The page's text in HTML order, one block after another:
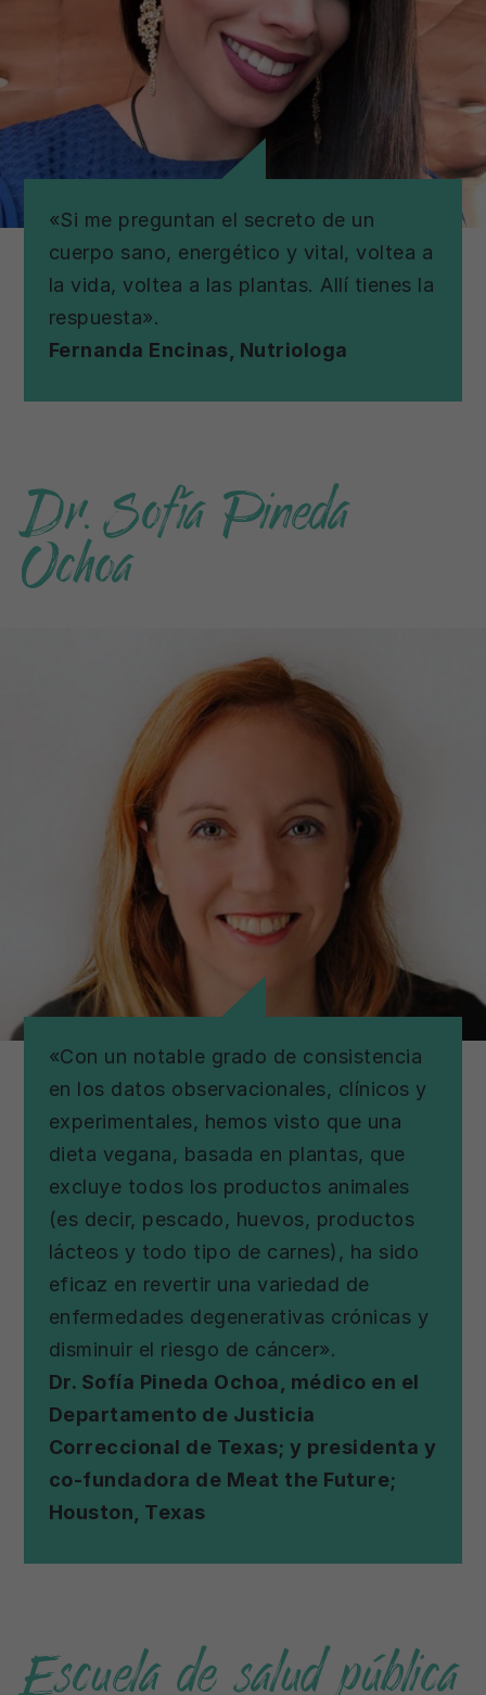
«Si me preguntan el secreto de un
cuerpo sano, energético y vital, voltea a
la vida, voltea a las plantas. Allí tienes la
respuesta».
Fernanda Encinas, Nutriologa
Dr. Sofía Pineda
Ochoa
«Con un notable grado de consistencia
en los datos observacionales, clínicos y
experimentales, hemos visto que una
dieta vegana, basada en plantas, que
excluye todos los productos animales
(es decir, pescado, huevos, productos
lácteos y todo tipo de carnes), ha sido
eficaz en revertir una variedad de
enfermedades degenerativas crónicas y
disminuir el riesgo de cáncer».
Dr. Sofía Pineda Ochoa, médico en el
Departamento de Justicia
Correccional de Texas; y presidenta y
co-fundadora de Meat the Future;
Houston, Texas
Escuela de salud pública